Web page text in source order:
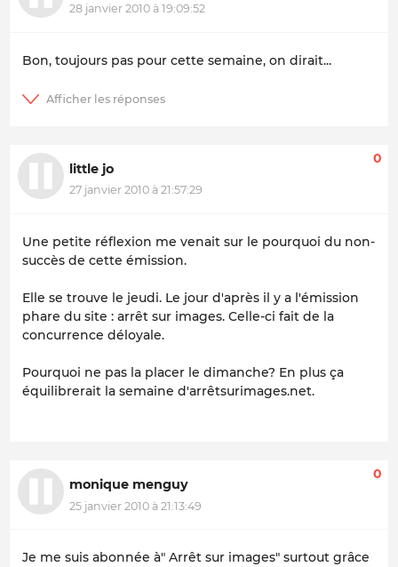
28 janvier 2010 à 19:09:52
Bon, toujours pas pour cette semaine, on dirait...
little jo
27 janvier 2010 à 21:57:29
0
Une petite réflexion me venait sur le pourquoi du non-
succès de cette émission.
Elle se trouve le jeudi. Le jour d'après il y a l'émission
phare du site : arrêt sur images. Celle-ci fait de la
concurrence déloyale.
Pourquoi ne pas la placer le dimanche? En plus ça
équilibrerait la semaine d'arrêtsurimages.net.
monique menguy
25 janvier 2010 à 21:13:49
0
Je me suis abonnée à" Arrêt sur images" surtout grâce